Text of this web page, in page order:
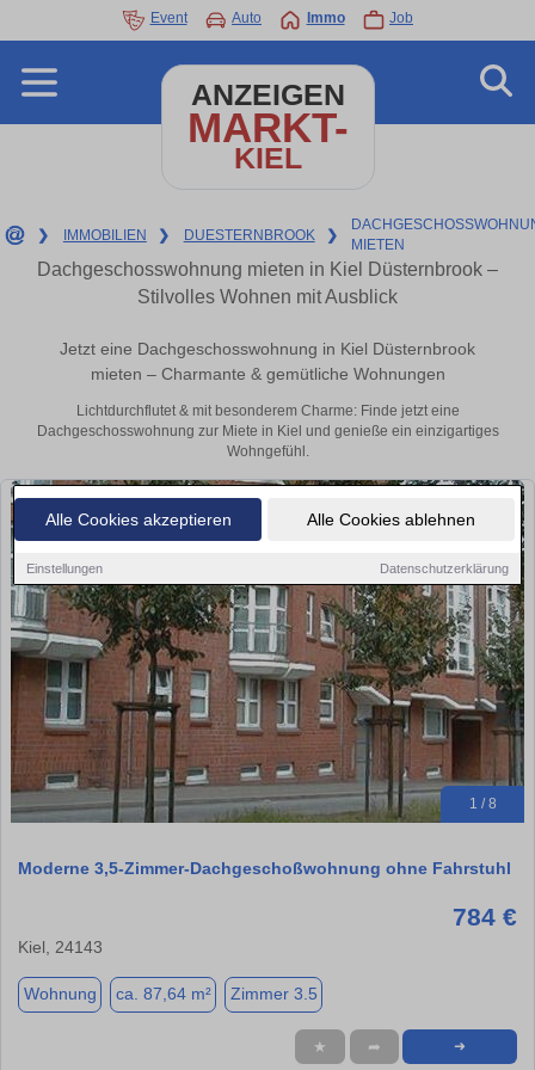
Alle Cookies akzeptieren Alle Cookies ablehnen
Einstellungen Datenschutzerklärung
Event Auto Immo Job
ANZEIGEN
MARKT-
KIEL
❯ IMMOBILIEN ❯ DUESTERNBROOK ❯
MIETEN
Dachgeschosswohnung mieten in Kiel Düsternbrook –
Stilvolles Wohnen mit Ausblick
Jetzt eine Dachgeschosswohnung in Kiel Düsternbrook
mieten – Charmante & gemütliche Wohnungen
Lichtdurchflutet & mit besonderem Charme: Finde jetzt eine
Dachgeschosswohnung zur Miete in Kiel und genieße ein einzigartiges
Wohngefühl.
1 / 8
Moderne 3,5-Zimmer-Dachgeschoßwohnung ohne Fahrstuhl
784 €
Kiel, 24143
Wohnung ca. 87,64 m² Zimmer 3.5
★ ➦ ➜